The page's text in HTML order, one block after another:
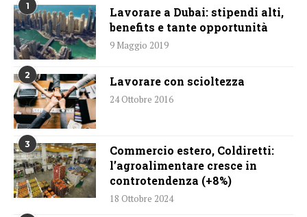
1
Lavorare a Dubai: stipendi alti,
benefits e tante opportunità
9 Maggio 2019
2 Lavorare con scioltezza
24 Ottobre 2016
3
Commercio estero, Coldiretti:
l’agroalimentare cresce in
controtendenza (+8%)
18 Ottobre 2024